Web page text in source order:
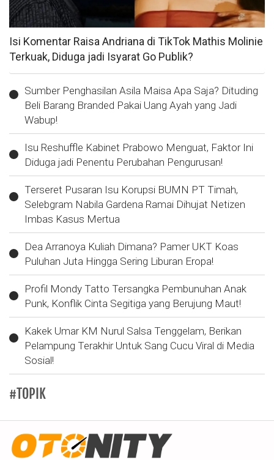
Isi Komentar Raisa Andriana di TikTok Mathis Molinie
Terkuak, Diduga jadi Isyarat Go Publik?
Sumber Penghasilan Asila Maisa Apa Saja? Dituding
Beli Barang Branded Pakai Uang Ayah yang Jadi
Wabup!
Isu Reshuffle Kabinet Prabowo Menguat, Faktor Ini
Diduga jadi Penentu Perubahan Pengurusan!
Terseret Pusaran Isu Korupsi BUMN PT Timah,
Selebgram Nabila Gardena Ramai Dihujat Netizen
Imbas Kasus Mertua
Dea Arranoya Kuliah Dimana? Pamer UKT Koas
Puluhan Juta Hingga Sering Liburan Eropa!
Profil Mondy Tatto Tersangka Pembunuhan Anak
Punk, Konflik Cinta Segitiga yang Berujung Maut!
Kakek Umar KM Nurul Salsa Tenggelam, Berikan
Pelampung Terakhir Untuk Sang Cucu Viral di Media
Sosial!
#TOPIK